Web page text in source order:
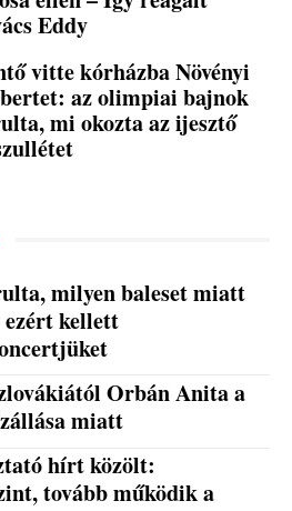
Eddy
vitte kórházba Növényi
az olimpiai bajnok
mi okozta az ijesztő
milyen baleset miatt
kellett
Orbán Anita a
miatt
hírt közölt:
tovább működik a